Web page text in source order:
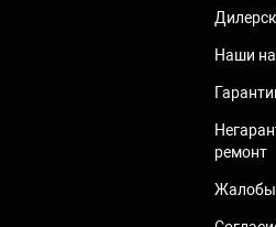
Наши
ремонт
Жалобы